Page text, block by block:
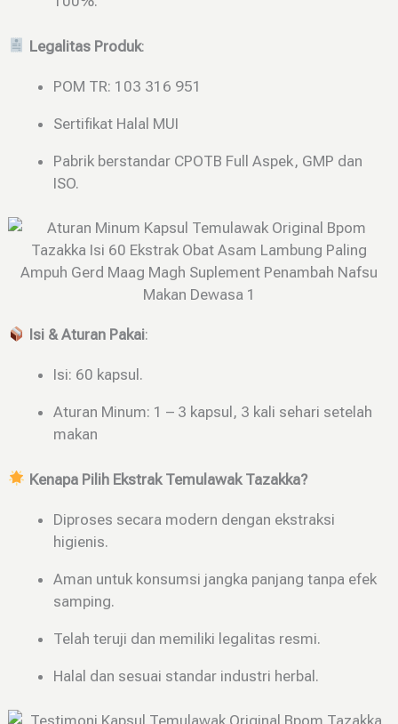
Legalitas Produk:
POM TR: 103 316 951
Sertifikat Halal MUI
Pabrik berstandar CPOTB Full Aspek, GMP dan
ISO.
Isi & Aturan Pakai:
Isi: 60 kapsul.
Aturan Minum: 1 – 3 kapsul, 3 kali sehari setelah
makan
Kenapa Pilih Ekstrak Temulawak Tazakka?
Diproses secara modern dengan ekstraksi
higienis.
Aman untuk konsumsi jangka panjang tanpa efek
samping.
Telah teruji dan memiliki legalitas resmi.
Halal dan sesuai standar industri herbal.